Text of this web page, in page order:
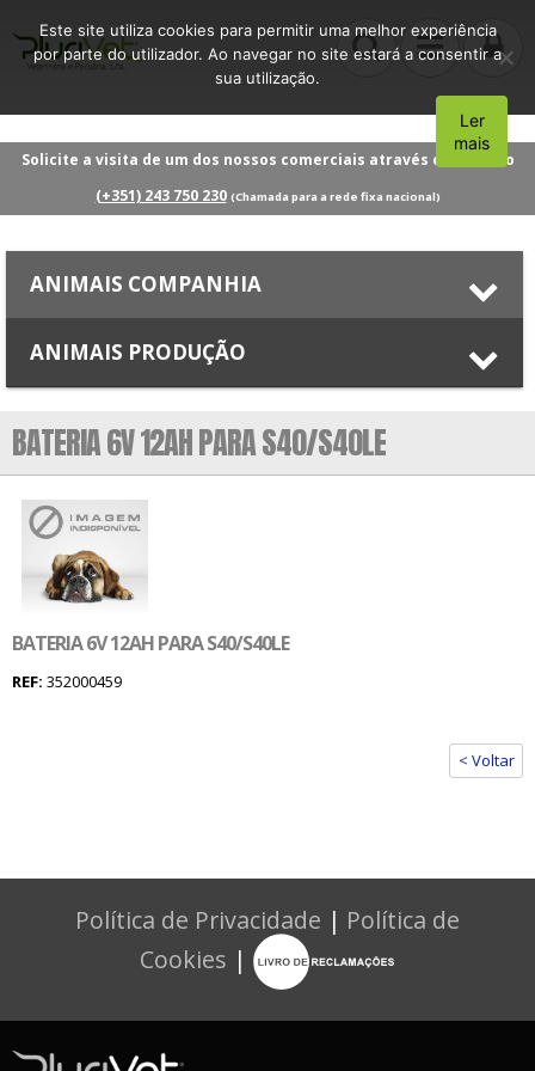
Solicite a visita de um dos nossos comerciais através do número
(+351) 243 750 230 (Chamada para a rede fixa nacional)
ANIMAIS COMPANHIA
ANIMAIS PRODUÇÃO
BATERIA 6V 12AH PARA S40/S40LE
BATERIA 6V 12AH PARA S40/S40LE
REF: 352000459
< Voltar
Política de Privacidade | Política de
Cookies |
Este site utiliza cookies para permitir uma melhor experiência
por parte do utilizador. Ao navegar no site estará a consentir a
sua utilização.
Aceito
Ler
mais